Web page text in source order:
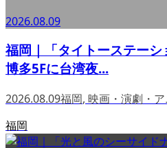
2026.08.09
福岡｜「タイトーステー
博多5Fに台湾夜...
2026.08.09福岡, 映画・演劇・
福岡